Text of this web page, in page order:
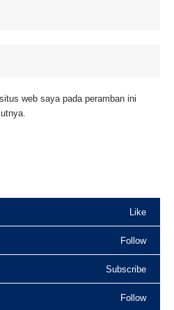
web saya pada peramban ini
Like
Follow
Subscribe
Follow